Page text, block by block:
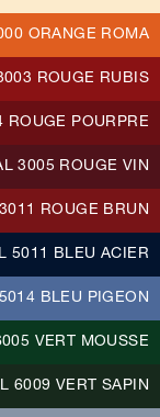
ORANGE ROMA
ROUGE RUBIS
ROUGE POURPRE
3005 ROUGE VIN
ROUGE BRUN
5011 BLEU ACIER
BLEU PIGEON
VERT MOUSSE
6009 VERT SAPIN